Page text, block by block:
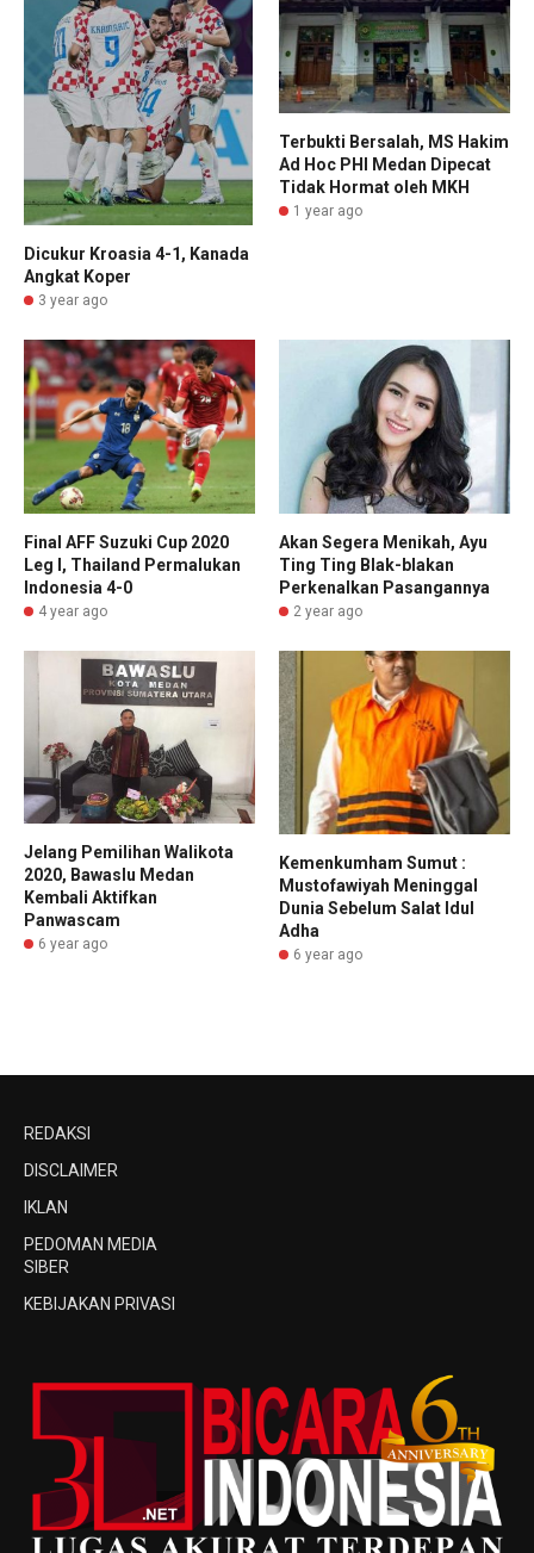
Dicukur Kroasia 4-1, Kanada
Angkat Koper
3 year ago
Terbukti Bersalah, MS Hakim
Ad Hoc PHI Medan Dipecat
Tidak Hormat oleh MKH
1 year ago
Final AFF Suzuki Cup 2020
Leg I, Thailand Permalukan
Indonesia 4-0
4 year ago
Akan Segera Menikah, Ayu
Ting Ting Blak-blakan
Perkenalkan Pasangannya
2 year ago
Jelang Pemilihan Walikota
2020, Bawaslu Medan
Kembali Aktifkan
Panwascam
6 year ago
Kemenkumham Sumut :
Mustofawiyah Meninggal
Dunia Sebelum Salat Idul
Adha
6 year ago
REDAKSI
DISCLAIMER
IKLAN
PEDOMAN MEDIA
SIBER
KEBIJAKAN PRIVASI